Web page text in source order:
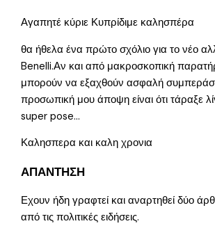
Αγαπητέ κύριε Κυπρίδιμε καλησπέρα
θα ήθελα ένα πρώτο σχόλιο για το νέο
Benelli.Αν και από μακροσκοπική
μπορούν να εξαχθούν ασφαλή
προσωπική μου άποψη είναι ότι τάραξε
super pose…
Καλησπερα και καλη χρονια
ΑΠΑΝΤΗΣΗ
Εχουν ήδη γραφτεί και αναρτηθεί δύο
από τις πολιτικές ειδήσεις.